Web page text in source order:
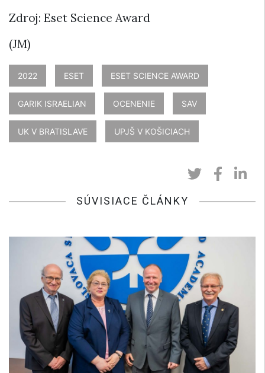
Zdroj: Eset Science Award
(JM)
2022 ESET ESET SCIENCE AWARD
GARIK ISRAELIAN OCENENIE SAV
UK V BRATISLAVE UPJŠ V KOŠICIACH
SÚVISIACE ČLÁNKY